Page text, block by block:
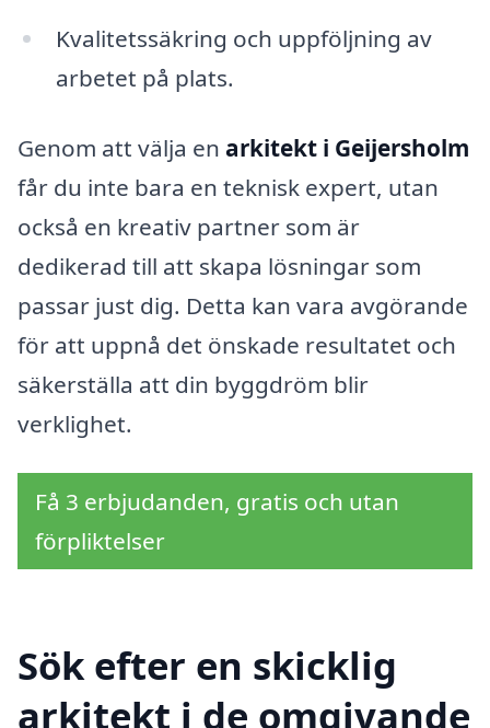
Kvalitetssäkring och uppföljning av
arbetet på plats.
Genom att välja en arkitekt i Geijersholm
får du inte bara en teknisk expert, utan
också en kreativ partner som är
dedikerad till att skapa lösningar som
passar just dig. Detta kan vara avgörande
för att uppnå det önskade resultatet och
säkerställa att din byggdröm blir
verklighet.
Få 3 erbjudanden, gratis och utan
förpliktelser
Sök efter en skicklig
arkitekt i de omgivande